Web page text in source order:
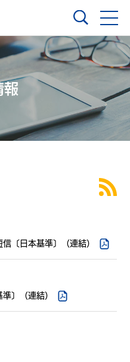
報
〔日本基準〕（連結）
〕（連結）